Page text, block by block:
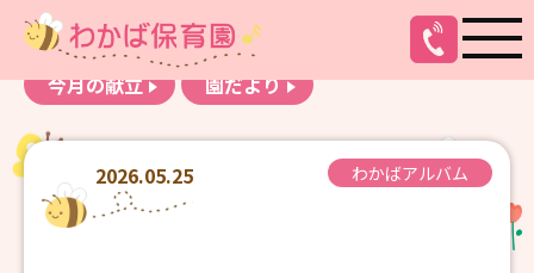
お知らせ
わかばアルバム
今月の献立
園だより
2026.05.25 わかばアルバム